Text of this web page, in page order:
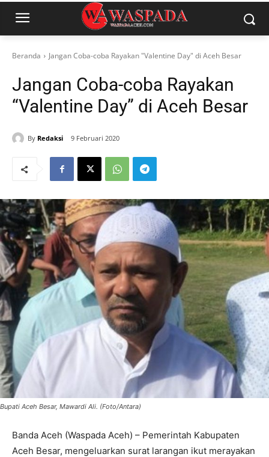
Beranda Jangan Coba-coba Rayakan "Valentine Day" di Aceh Besar
Jangan Coba-coba Rayakan
“Valentine Day” di Aceh Besar
By Redaksi 9 Februari 2020
Bupati Aceh Besar, Mawardi Ali. (Foto/Antara)
Banda Aceh (Waspada Aceh) – Pemerintah Kabupaten
Aceh Besar, mengeluarkan surat larangan ikut merayakan